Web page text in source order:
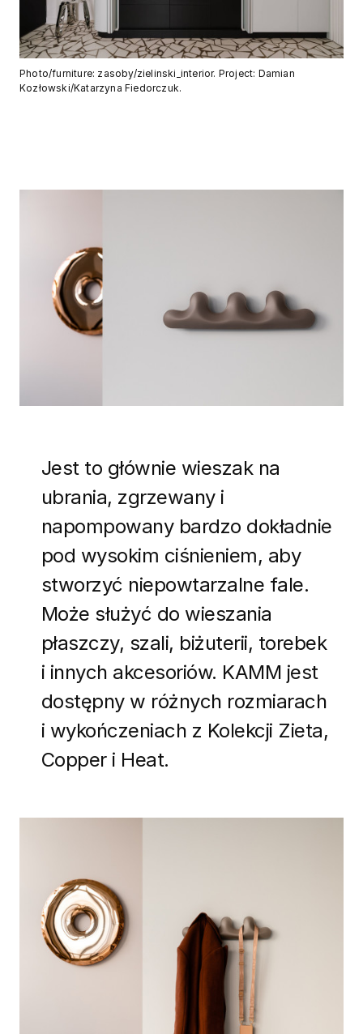
Photo/furniture: zasoby/zielinski_interior. Project: Damian
Kozłowski/Katarzyna Fiedorczuk.
Jest to głównie wieszak na
ubrania, zgrzewany i
napompowany bardzo dokładnie
pod wysokim ciśnieniem, aby
stworzyć niepowtarzalne fale.
Może służyć do wieszania
płaszczy, szali, biżuterii, torebek
i innych akcesoriów. KAMM jest
dostępny w różnych rozmiarach
i wykończeniach z Kolekcji Zieta,
Copper i Heat.